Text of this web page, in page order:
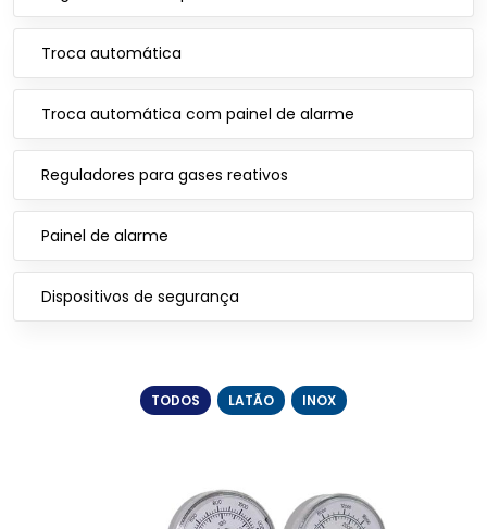
Troca automática
Troca automática com painel de alarme
Reguladores para gases reativos
Painel de alarme
Dispositivos de segurança
TODOS LATÃO INOX